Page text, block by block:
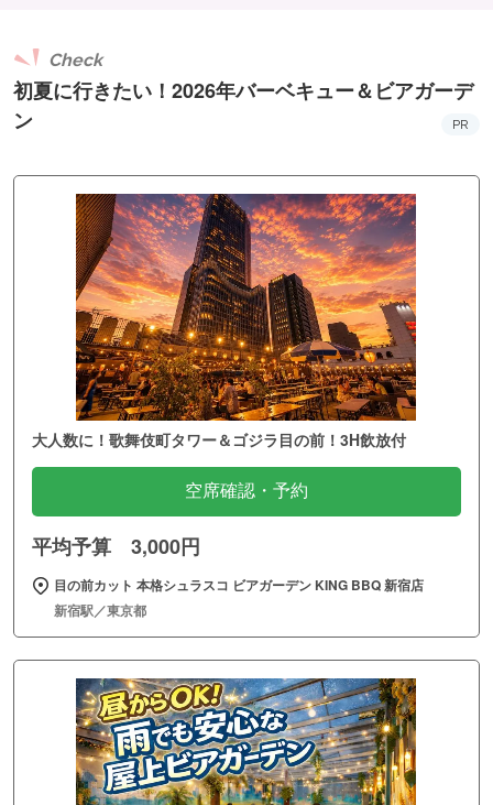
初夏に行きたい！2026年バーベキュー＆ビアガーデ
ン
Check
PR
大人数に！歌舞伎町タワー＆ゴジラ目の前！3H飲放付
空席確認・予約
平均予算 3,000円
目の前カット 本格シュラスコ ビアガーデン KING BBQ 新宿店
新宿駅／東京都